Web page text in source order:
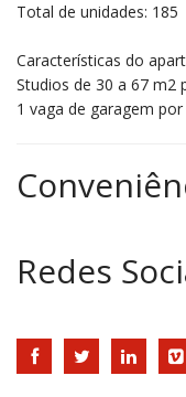
Total de unidades: 185
Características do
Studios de 30 a 67 m2
1 vaga de garagem
Redes